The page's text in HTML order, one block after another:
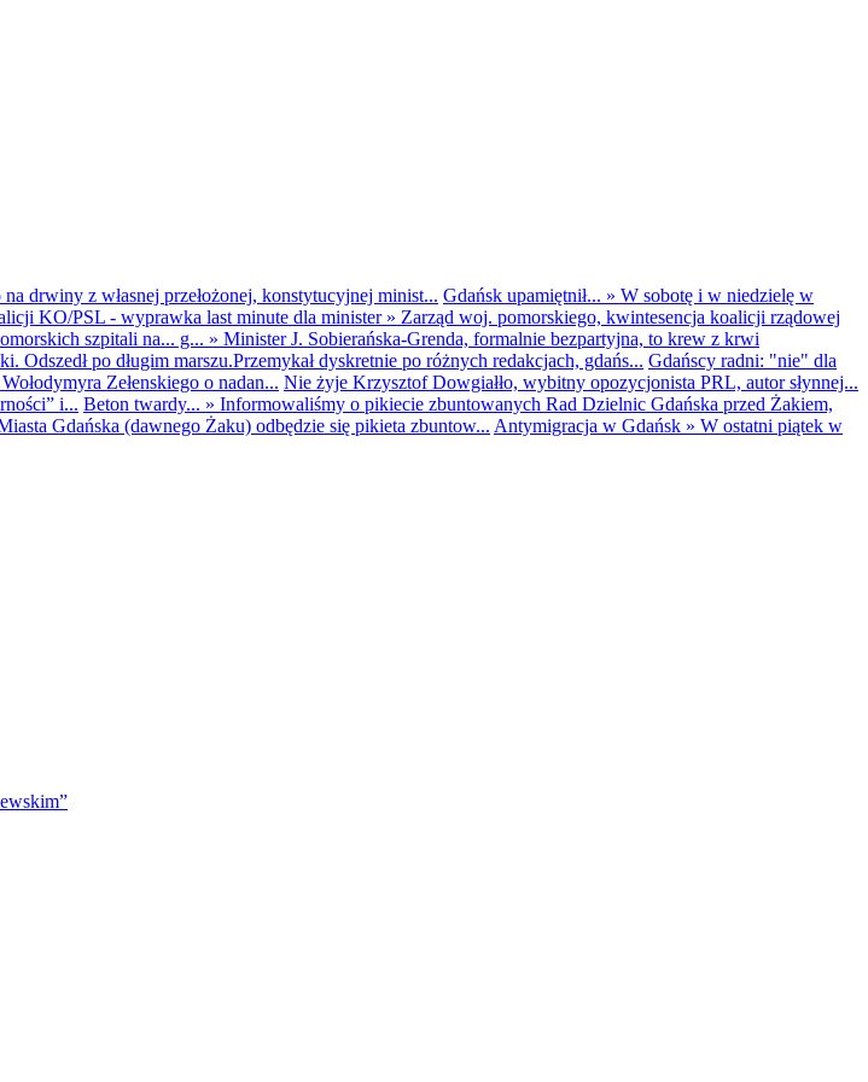
drwiny z własnej przełożonej, konstytucyjnej minist... Gdańsk upamiętnił... » W sobotę i w niedzielę w
KO/PSL - wyprawka last minute dla minister» Zarząd woj. pomorskiego, kwintesencja koalicji rządowej
szpitali na... g... » Minister J. Sobierańska-Grenda, formalnie bezpartyjna, to krew z krwi
Odszedł po długim marszu.Przemykał dyskretnie po różnych redakcjach, gdańs... Gdańscy radni: "nie" dla
Zełenskiego o nadan... Nie żyje Krzysztof Dowgiałło, wybitny opozycjonista PRL, autor słynnej...
i... Beton twardy... » Informowaliśmy o pikiecie zbuntowanych Rad Dzielnic Gdańska przed Żakiem,
Gdańska (dawnego Żaku) odbędzie się pikieta zbuntow... Antymigracja w Gdańsk » W ostatni piątek w